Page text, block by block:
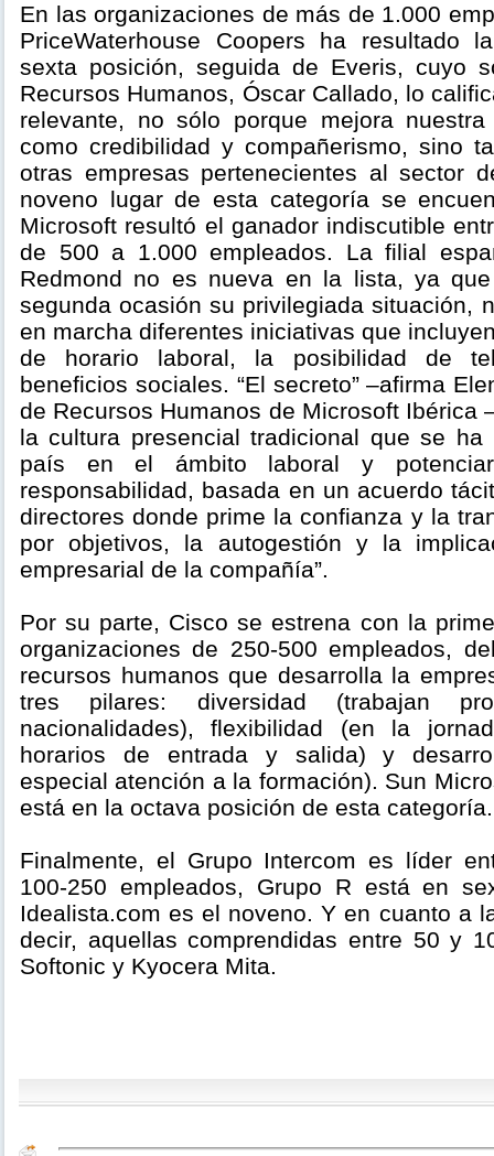
En las organizaciones de más de 1.000
PriceWaterhouse Coopers ha resultado
sexta posición, seguida de Everis, cuyo
Recursos Humanos, Óscar Callado, lo
relevante, no sólo porque mejora
como credibilidad y compañerismo, sino
otras empresas pertenecientes al sector
noveno lugar de esta categoría se
Microsoft resultó el ganador indiscutible
de 500 a 1.000 empleados. La filial
Redmond no es nueva en la lista, ya
segunda ocasión su privilegiada situación,
en marcha diferentes iniciativas que
de horario laboral, la posibilidad de
beneficios sociales. “El secreto” –afirma
de Recursos Humanos de Microsoft Ibérica
la cultura presencial tradicional que se ha
país en el ámbito laboral y
responsabilidad, basada en un acuerdo
directores donde prime la confianza y la
por objetivos, la autogestión y la
empresarial de la compañía”.
Por su parte, Cisco se estrena con la
organizaciones de 250-500 empleados,
recursos humanos que desarrolla la
tres pilares: diversidad (trabajan
nacionalidades), flexibilidad (en la
horarios de entrada y salida) y
especial atención a la formación). Sun
está en la octava posición de esta categoría.
Finalmente, el Grupo Intercom es líder
100-250 empleados, Grupo R está en
Idealista.com es el noveno. Y en cuanto a
decir, aquellas comprendidas entre 50 y
Softonic y Kyocera Mita.